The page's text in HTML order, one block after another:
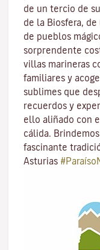
de un tercio de
de la Biosfera,
de pueblos
sorprendente
villas marineras
familiares y
sublimes que
recuerdos y
ello aliñado con
cálida.
fascinante
Asturias